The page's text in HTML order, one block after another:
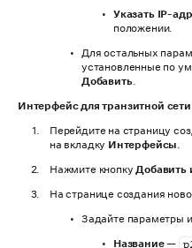
Указать IP-
положении.
Для остальных
установленные по
Добавить.
Интерфейс для транзитной
Перейдите на страницу
на вкладку Интерфейсы
Нажмите кнопку Добавить
На странице создания
Задайте параметры
Название—